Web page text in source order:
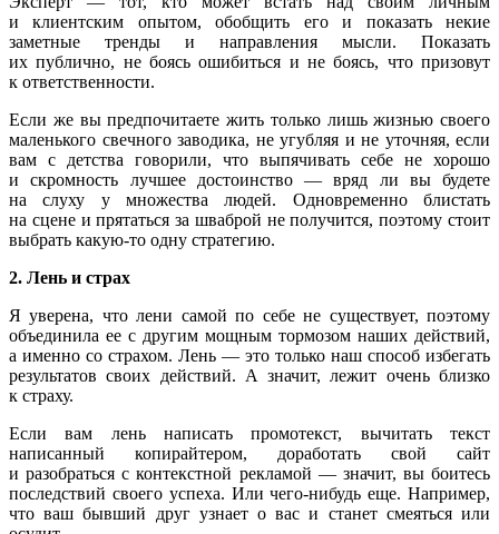
и клиентским опытом, обобщить его и показать некие
заметные тренды и направления мысли. Показать
их публично, не боясь ошибиться и не боясь, что призовут
к ответственности.
Если же вы предпочитаете жить только лишь жизнью своего
маленького свечного заводика, не угубляя и не уточняя, если
вам с детства говорили, что выпячивать себе не хорошо
и скромность лучшее достоинство — вряд ли вы будете
на слуху у множества людей. Одновременно блистать
на сцене и прятаться за шваброй не получится, поэтому стоит
выбрать какую-то одну стратегию.
2. Лень и страх
Я уверена, что лени самой по себе не существует, поэтому
объединила ее с другим мощным тормозом наших действий,
а именно со страхом. Лень — это только наш способ избегать
результатов своих действий. А значит, лежит очень близко
к страху.
Если вам лень написать промотекст, вычитать текст
написанный копирайтером, доработать свой сайт
и разобраться с контекстной рекламой — значит, вы боитесь
последствий своего успеха. Или чего-нибудь еще. Например,
что ваш бывший друг узнает о вас и станет смеяться или